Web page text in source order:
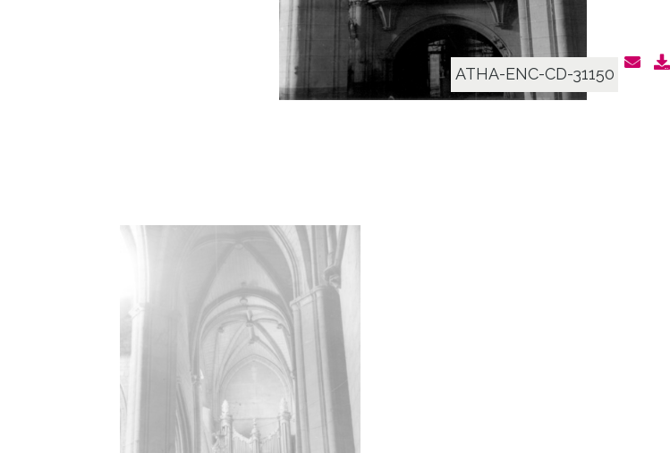
ATHA-ENC-CD-31150